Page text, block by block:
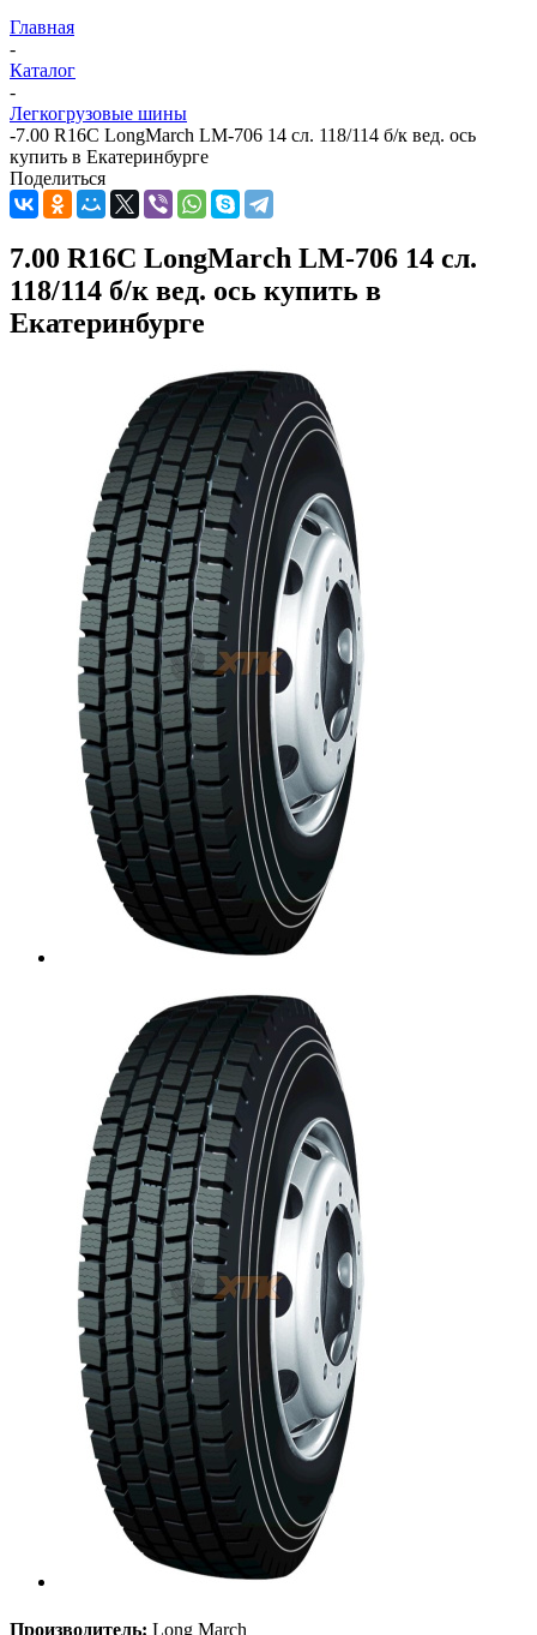
Главная
-
Каталог
-
Легкогрузовые шины
-7.00 R16С LongMarch LM-706 14 сл. 118/114 б/к вед. ось
купить в Екатеринбурге
Поделиться
7.00 R16С LongMarch LM-706 14 сл.
118/114 б/к вед. ось купить в
Екатеринбурге
Производитель: Long March